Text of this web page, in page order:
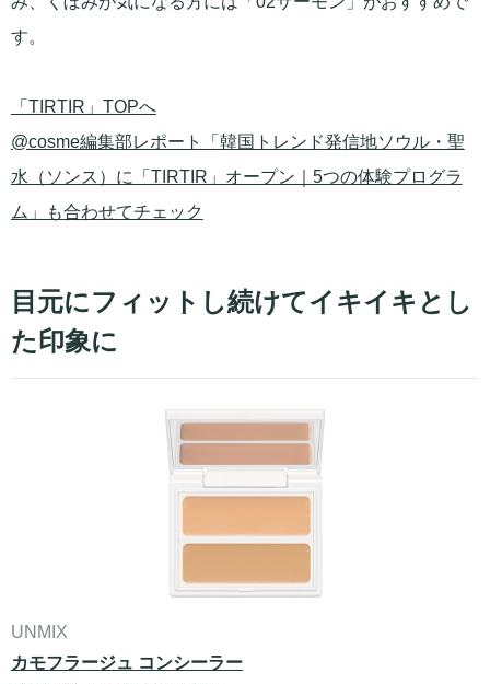
す。
「TIRTIR」TOPへ
@cosme編集部レポート「韓国トレンド発信地ソウル・聖
水（ソンス）に「TIRTIR」オープン｜5つの体験プログラ
ム」も合わせてチェック
目元にフィットし続けてイキイキとし
た印象に
UNMIX
カモフラージュ コンシーラー